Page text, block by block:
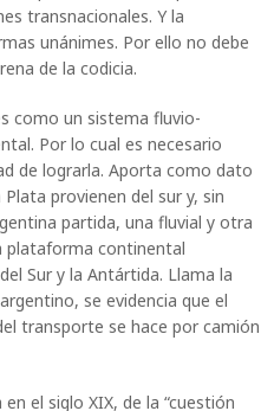
transnacionales. Y la
unánimes. Por ello no debe
de la codicia.
como un sistema fluvio-
Por lo cual es necesario
de lograrla. Aporta como dato
provienen del sur y, sin
partida, una fluvial y otra
plataforma continental
Sur y la Antártida. Llama la
se evidencia que el
transporte se hace por camión
el siglo XIX, de la “cuestión